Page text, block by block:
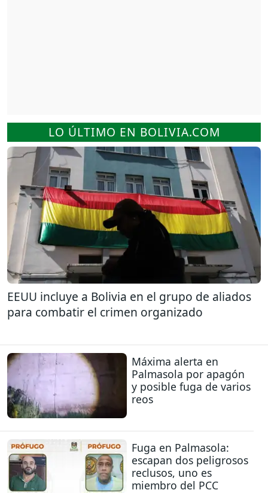
LO ÚLTIMO EN BOLIVIA.COM
EEUU incluye a Bolivia en el grupo de aliados
para combatir el crimen organizado
Máxima alerta en
Palmasola por apagón
y posible fuga de varios
reos
Fuga en Palmasola:
escapan dos peligrosos
reclusos, uno es
miembro del PCC